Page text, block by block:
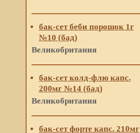
бак-сет беби порошок 1г
№10 (бад)
Великобритания
бак-сет колд-флю капс.
200мг №14 (бад)
Великобритания
бак-сет форте капс. 210мг